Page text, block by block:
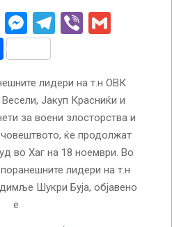
WhatsApp
Messenger
Telegram
Viber
Share
лидери на т.н ОВК
Јакуп Красниќи и
за воени злосторства и
ќе продолжат
во Хаг на 18 ноември. Во
лидери на т.н
Шукри Буја, објавено
е